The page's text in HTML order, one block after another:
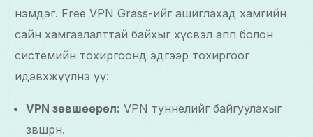
нэмдэг. Free VPN Grass-ийг ашиглахад хамгийн
сайн хамгаалалттай байхыг хүсвэл апп болон
системийн тохиргоонд эдгээр тохиргоог
идэвхжүүлнэ үү:
VPN зөвшөөрөл: VPN туннелийг байгуулахыг
зөвшөөрнө.